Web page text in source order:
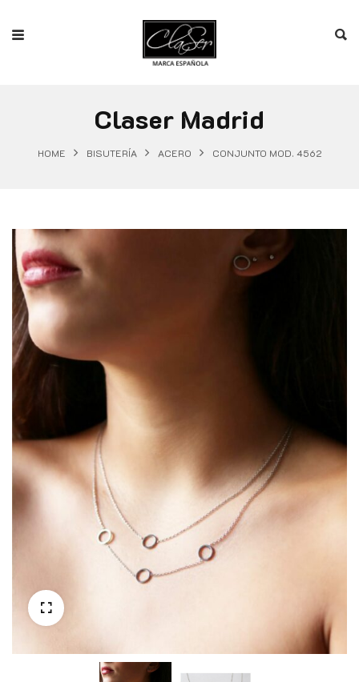
Claser Madrid
HOME BISUTERÍA ACERO CONJUNTO MOD. 4562